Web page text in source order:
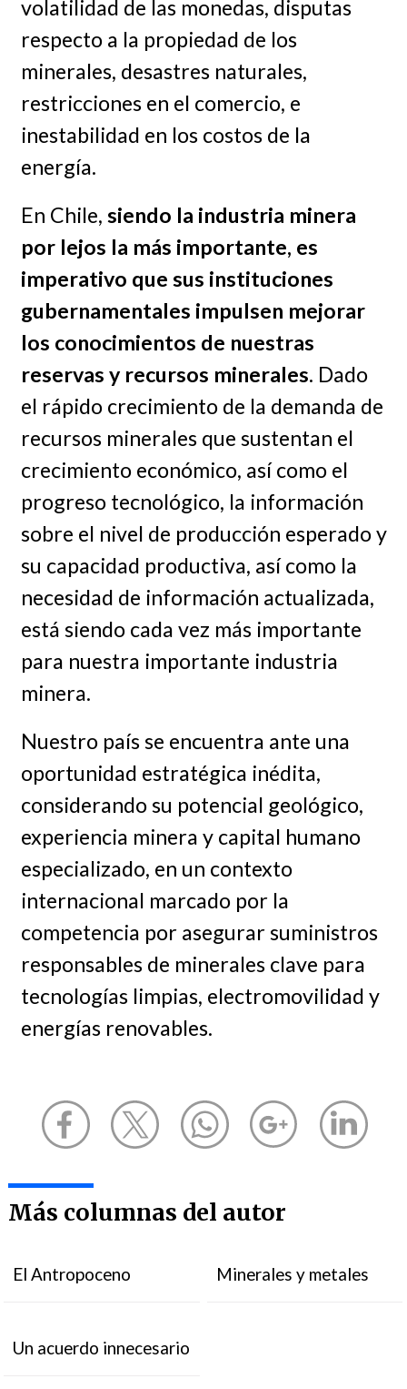
volatilidad de las monedas, disputas
respecto a la propiedad de los
minerales, desastres naturales,
restricciones en el comercio, e
inestabilidad en los costos de la
energía.
En Chile, siendo la industria minera
por lejos la más importante, es
imperativo que sus instituciones
gubernamentales impulsen mejorar
los conocimientos de nuestras
reservas y recursos minerales. Dado
el rápido crecimiento de la demanda de
recursos minerales que sustentan el
crecimiento económico, así como el
progreso tecnológico, la información
sobre el nivel de producción esperado y
su capacidad productiva, así como la
necesidad de información actualizada,
está siendo cada vez más importante
para nuestra importante industria
minera.
Nuestro país se encuentra ante una
oportunidad estratégica inédita,
considerando su potencial geológico,
experiencia minera y capital humano
especializado, en un contexto
internacional marcado por la
competencia por asegurar suministros
responsables de minerales clave para
tecnologías limpias, electromovilidad y
energías renovables.
Más columnas del autor
El Antropoceno Minerales y metales
Un acuerdo innecesario